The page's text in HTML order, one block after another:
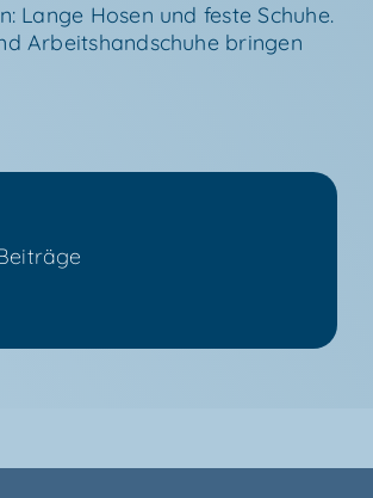
Lan­ge Hosen und fes­te Schuhe.
Arbeits­hand­schu­he brin­gen